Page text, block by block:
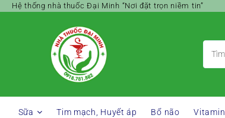
SkipHệ thống nhà thuốc Đại Minh “Nơi đặt trọn niềm tin”
Sữa Tim mạch, Huyết áp Bổ não Vitamin